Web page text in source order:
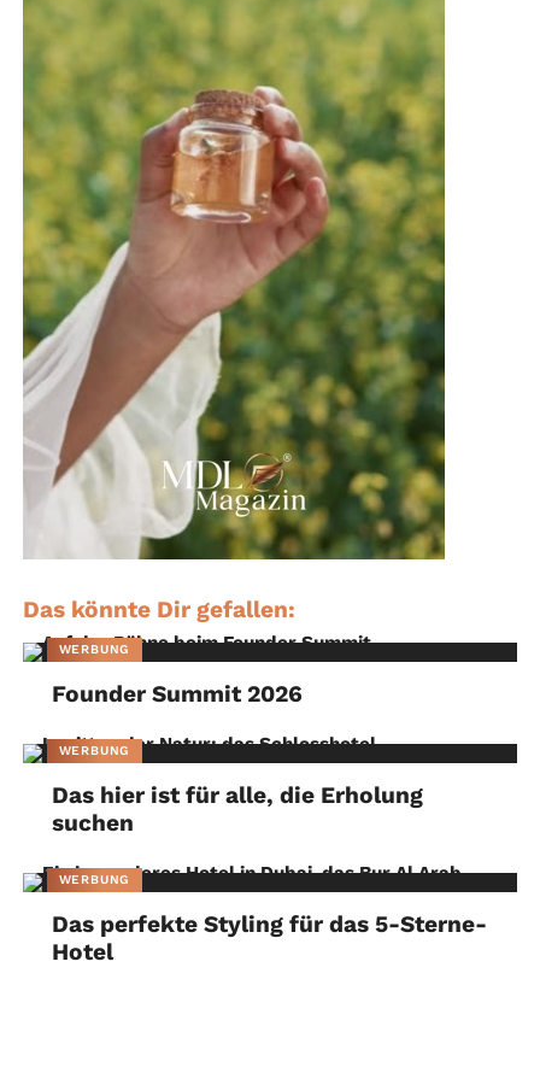
Das könnte Dir gefallen:
WERBUNG
Founder Summit 2026
WERBUNG
Das hier ist für alle, die Erholung
suchen
WERBUNG
Das perfekte Styling für das 5-Sterne-
Hotel